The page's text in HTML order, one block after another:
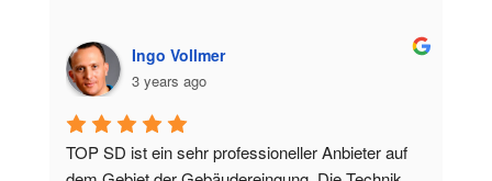
Ingo Vollmer
3 years ago
TOP SD ist ein sehr professioneller Anbieter auf